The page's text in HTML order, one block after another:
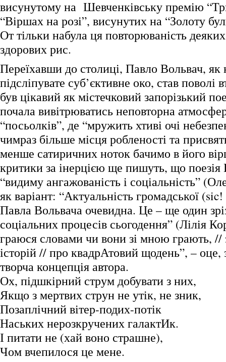
висунутому на Шевченківську премію
“Віршах на розі”, висунутих на “Золоту
От тільки набула ця повторюваність
здорових рис.
Переїхавши до столиці, Павло Вольвач, як
підсліпувате суб’єктивне око, став поволі
був цікавий як містечковий запорізький
почала вивітрюватись неповторна
“посьолків”, де “мружить хтиві очі
чимраз більше місця робленості та
менше сатиричних ноток бачимо в його
критики за інерцією ще пишуть, що поезія
“видиму ангажованість і соціальність”
як варіант: “Актуальність громадської
Павла Вольвача очевидна. Це – ще один
соціальних процесів сьогодення” (Лілія
граюся словами чи вони зі мною грають, //
історій // про квадрАтовий щодень”, – оце,
творча концепція автора.
Ох, підшкірний струм добувати з них,
Якщо з мертвих струн не утік, не зник,
Позаплічний вітер-подих-потік
Наських нерозкручених галактИк.
І питати не (хай воно страшне),
Чом вчепилося це мене.